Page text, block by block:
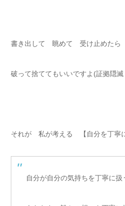
書き出して 眺めて 受け止めたら
破って捨ててもいいですよ(証拠隠
それが 私が考える 【自分を丁寧に
自分が自分の気持ちを丁寧に扱